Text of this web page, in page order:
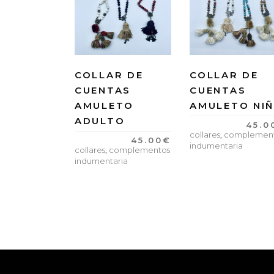
COLLAR DE
CUENTAS
AMULETO
ADULTO
45.00€
collares, complementos
indumentaria
COLLAR DE
CUENTAS
AMULETO
collares,
indumentaria